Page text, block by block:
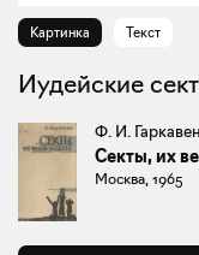
Картинка Текст
Иудейские
Ф. И.
Секты, их
Москва, 1965